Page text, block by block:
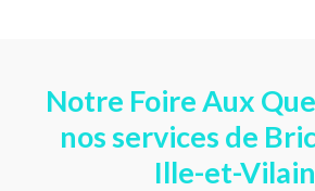
Notre Foire Aux
nos services de
Ille-et-